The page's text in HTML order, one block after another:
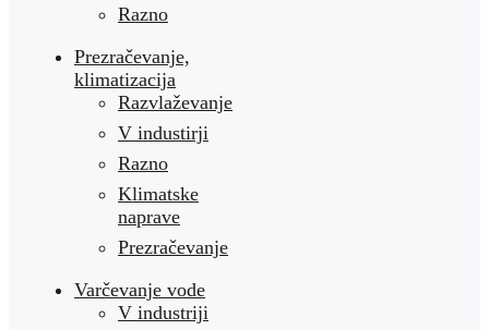
Razno
Prezračevanje,
klimatizacija
Razvlaževanje
V industirji
Razno
Klimatske
naprave
Prezračevanje
Varčevanje vode
V industriji